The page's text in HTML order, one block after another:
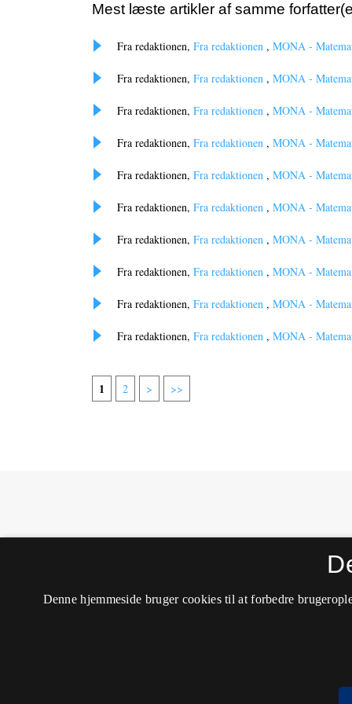
Mest læste artikler af samme
Fra redaktionen, Fra redaktionen , MONA -
Fra redaktionen, Fra redaktionen , MONA -
Fra redaktionen, Fra redaktionen , MONA -
Fra redaktionen, Fra redaktionen , MONA -
Fra redaktionen, Fra redaktionen , MONA -
Fra redaktionen, Fra redaktionen , MONA -
Fra redaktionen, Fra redaktionen , MONA -
Fra redaktionen, Fra redaktionen , MONA -
Fra redaktionen, Fra redaktionen , MONA -
Fra redaktionen, Fra redaktionen , MONA -
1 2 > >>
Tilgængelighedserklæring
Denne hjemmeside bruger cookies til at forbedre